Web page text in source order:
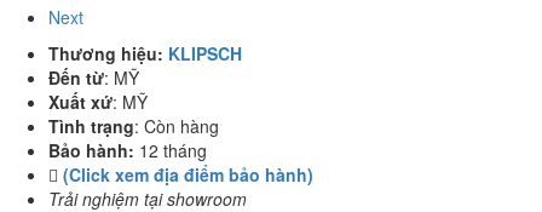
Next
Thương hiệu: KLIPSCH
Đến từ: MỸ
Xuất xứ: MỸ
Tình trạng: Còn hàng
Bảo hành: 12 tháng
(Click xem địa điểm bảo hành)
Trải nghiệm tại showroom